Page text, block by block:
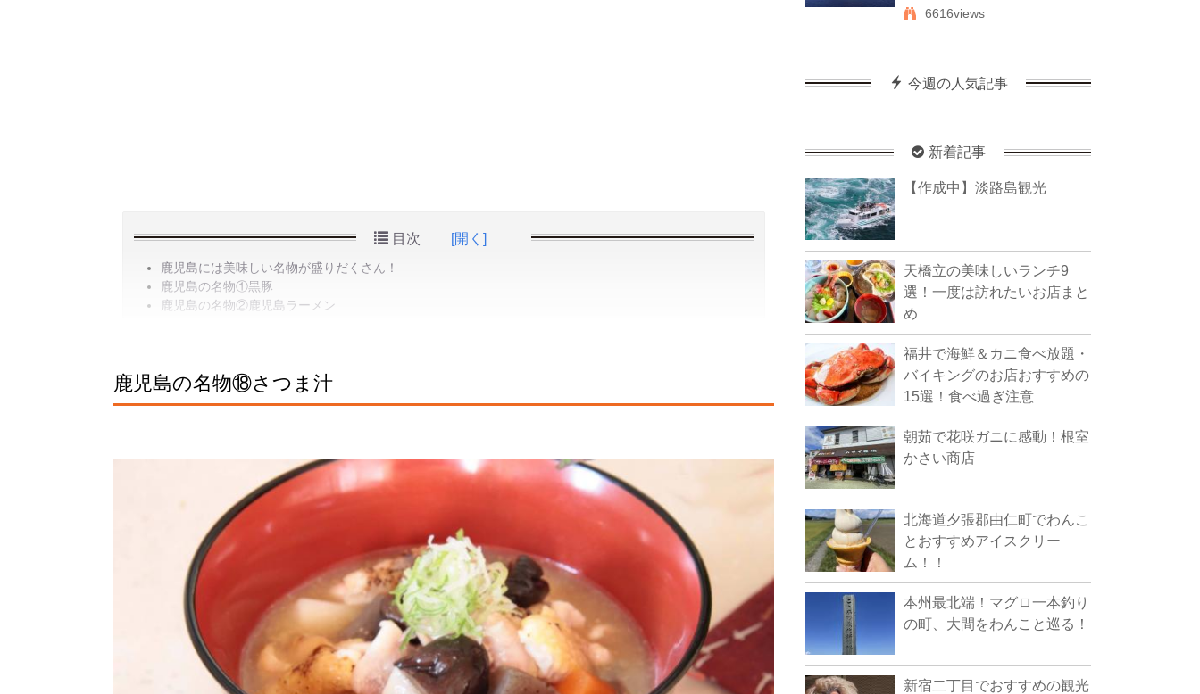
目次 [開く]
鹿児島には美味しい名物が盛りだくさん！
鹿児島の名物①黒豚
鹿児島の名物②鹿児島ラーメン
鹿児島の名物⑱さつま汁
6616views
今週の人気記事
新着記事
【作成中】淡路島観光
天橋立の美味しいランチ9
選！一度は訪れたいお店まと
め
福井で海鮮＆カニ食べ放題・
バイキングのお店おすすめの
15選！食べ過ぎ注意
朝茹で花咲ガニに感動！根室
かさい商店
北海道夕張郡由仁町でわんこ
とおすすめアイスクリー
ム！！
本州最北端！マグロ一本釣り
の町、大間をわんこと巡る！
新宿二丁目でおすすめの観光